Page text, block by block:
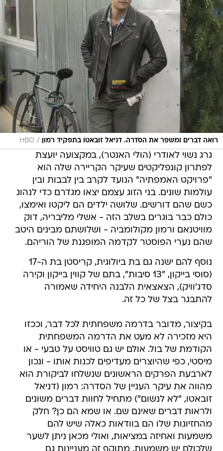
רואה דברים ומשפר את הסדרה. דניאל זובאטו בתפקיד רמון /
HBO
גרג נשוי לאודרי (הולי האנטר), במקצועה יועצת
לפתרון קונפליקטים שעיקר הקריירה שלה הוא
"פרויקט האמפתיה" הנועד לקרב בין לבבות ובין
עולמות שונים. בני הזוג עצמם יצאו מגדרם כדי לנהוג
כשם שהם דורשים. שלושה ילדים הם ליקטו ואימצו,
כולם כבר בוגרים בשלב הזה - אשלי מליבריה, דוק
מוויטנאם ורמון מקולומביה - ושלושתם מבינים היטב
שהם נערי הפוסטר לקדמה המופגנת של הוריהם.
נוסף להם ישנה גם בת ביולוגית, קריסטן בת ה-17
(סוסי בייקון, "13 סיבות", בתם של קווין בייקון וקירה
סדג'וויק), הצאצאית הלבנה היחידה שאמורה
להתבגר בצל של כל זה.
בקיצור, מדובר בדרמה משפחתית לכל דבר, וככזו
היא מזכירה לא מעט את הדרמה המשפחתית
הקודמת של בול. אולם יש גם טוויסט על טבעי - או
מיסטי, כפי שהיוצרים מעדיפים לכנות אותו - ונכון
לארבעת הפרקים הראשונים שנשלחו לביקורת הוא
מהווה את עיקר העניין של הסדרה: רמון (דניאל
זובאטו, "לא לנשום") מתחיל לחוות דברים משונים
ולראות דברים שאינם שם. או שמא הם כן? חלק
מהחזיונות שלו הם בוודאות כאלה שיש להם
משמעות ואחיזה במציאות, ואולי מכאן ניתן לשער